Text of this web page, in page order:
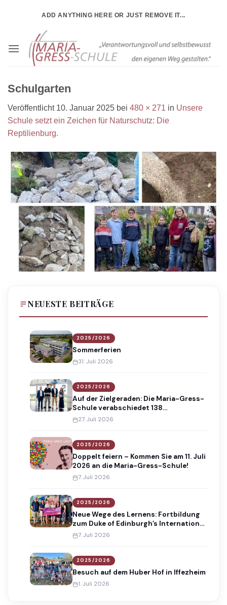
ADD ANYTHING HERE OR JUST REMOVE IT...
Schulgarten
Veröffentlicht 10. Januar 2025 bei 480 × 271 in Unsere
Schule setzt ein Zeichen für Naturschutz: Die
Reptilienburg.
NEUESTE BEITRÄGE
2025/2026
Sommerferien
31. Juli 2026
2025/2026
Auf der Zielgeraden: Die Maria-Gress-
Schule verabschiedet 138
Absolventinnen und Absolventen
27. Juli 2026
2025/2026
Doppelt feiern – Kommen Sie am 11. Juli
2026 an die Maria-Gress-Schule!
7. Juli 2026
2025/2026
Neue Wege des Lernens: Fortbildung
zum Duke of Edinburgh’s International
Award
7. Juli 2026
2025/2026
Besuch auf dem Huber Hof in Iffezheim
1. Juli 2026